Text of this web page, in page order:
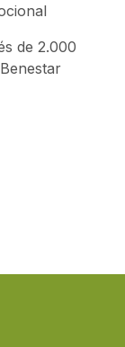
de 2.000